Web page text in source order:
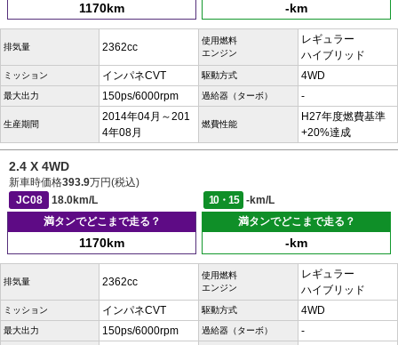
1170km -km
排気量 2362cc
使用燃料
エンジン
レギュラー
ハイブリッド
ミッション インパネCVT 駆動方式 4WD
最大出力 150ps/6000rpm 過給器（ターボ） -
生産期間
2014年04月～201
4年08月
燃費性能
H27年度燃費基準
+20%達成
2.4 X 4WD
新車時価格393.9万円(税込)
JC08
18.0km/L 10・15
-km/L
満タンでどこまで走る？
1170km
満タンでどこまで走る？
-km
排気量 2362cc
使用燃料
エンジン
レギュラー
ハイブリッド
ミッション インパネCVT 駆動方式 4WD
最大出力 150ps/6000rpm 過給器（ターボ） -